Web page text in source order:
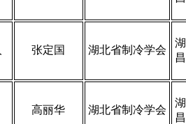
张定国 湖北省制冷学会
高丽华 湖北省制冷学会